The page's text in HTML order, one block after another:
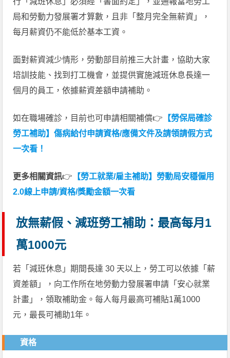
局和勞動力發展署才算數，且非「整月完全無薪資」，
每月薪資仍不能低於基本工資。
面對薪資減少情形，勞動部目前推三大計畫，協助大家
培訓技能、找到打工機會，並提供實施減班休息長達一
個月的員工，依據薪資差額申請補助。
如在職場確診，目前也可申請相關補償👉 【勞保局確診
勞工補助】傷病給付申請資格/應備文件及請領請假方式
一次看！
更多相關資訊👉 【勞工就業/雇主補助】勞動局安穩僱用
2.0線上申請/資格/獎勵金額一次看
放無薪假、減班勞工補助：最高每月1
萬1000元
若「減班休息」期間長達 30 天以上，勞工可以依據「薪
資差額」，向工作所在地勞動力發展署申請「安心就業
計畫」，領取補助金。每人每月最高可補貼1萬1000
元，最長可補助1年。
資格